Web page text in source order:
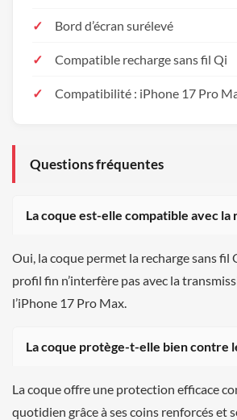
Bord d’écran surélevé
Compatible recharge sans fil Qi
Compatibilité : iPhone 17 Pro
Questions fréquentes
La coque est-elle compatible avec la
Oui, la coque permet la recharge sans fil
profil fin n’interfère pas avec la
l’iPhone 17 Pro Max.
La coque protège-t-elle bien contre
La coque offre une protection efficace
quotidien grâce à ses coins renforcés et